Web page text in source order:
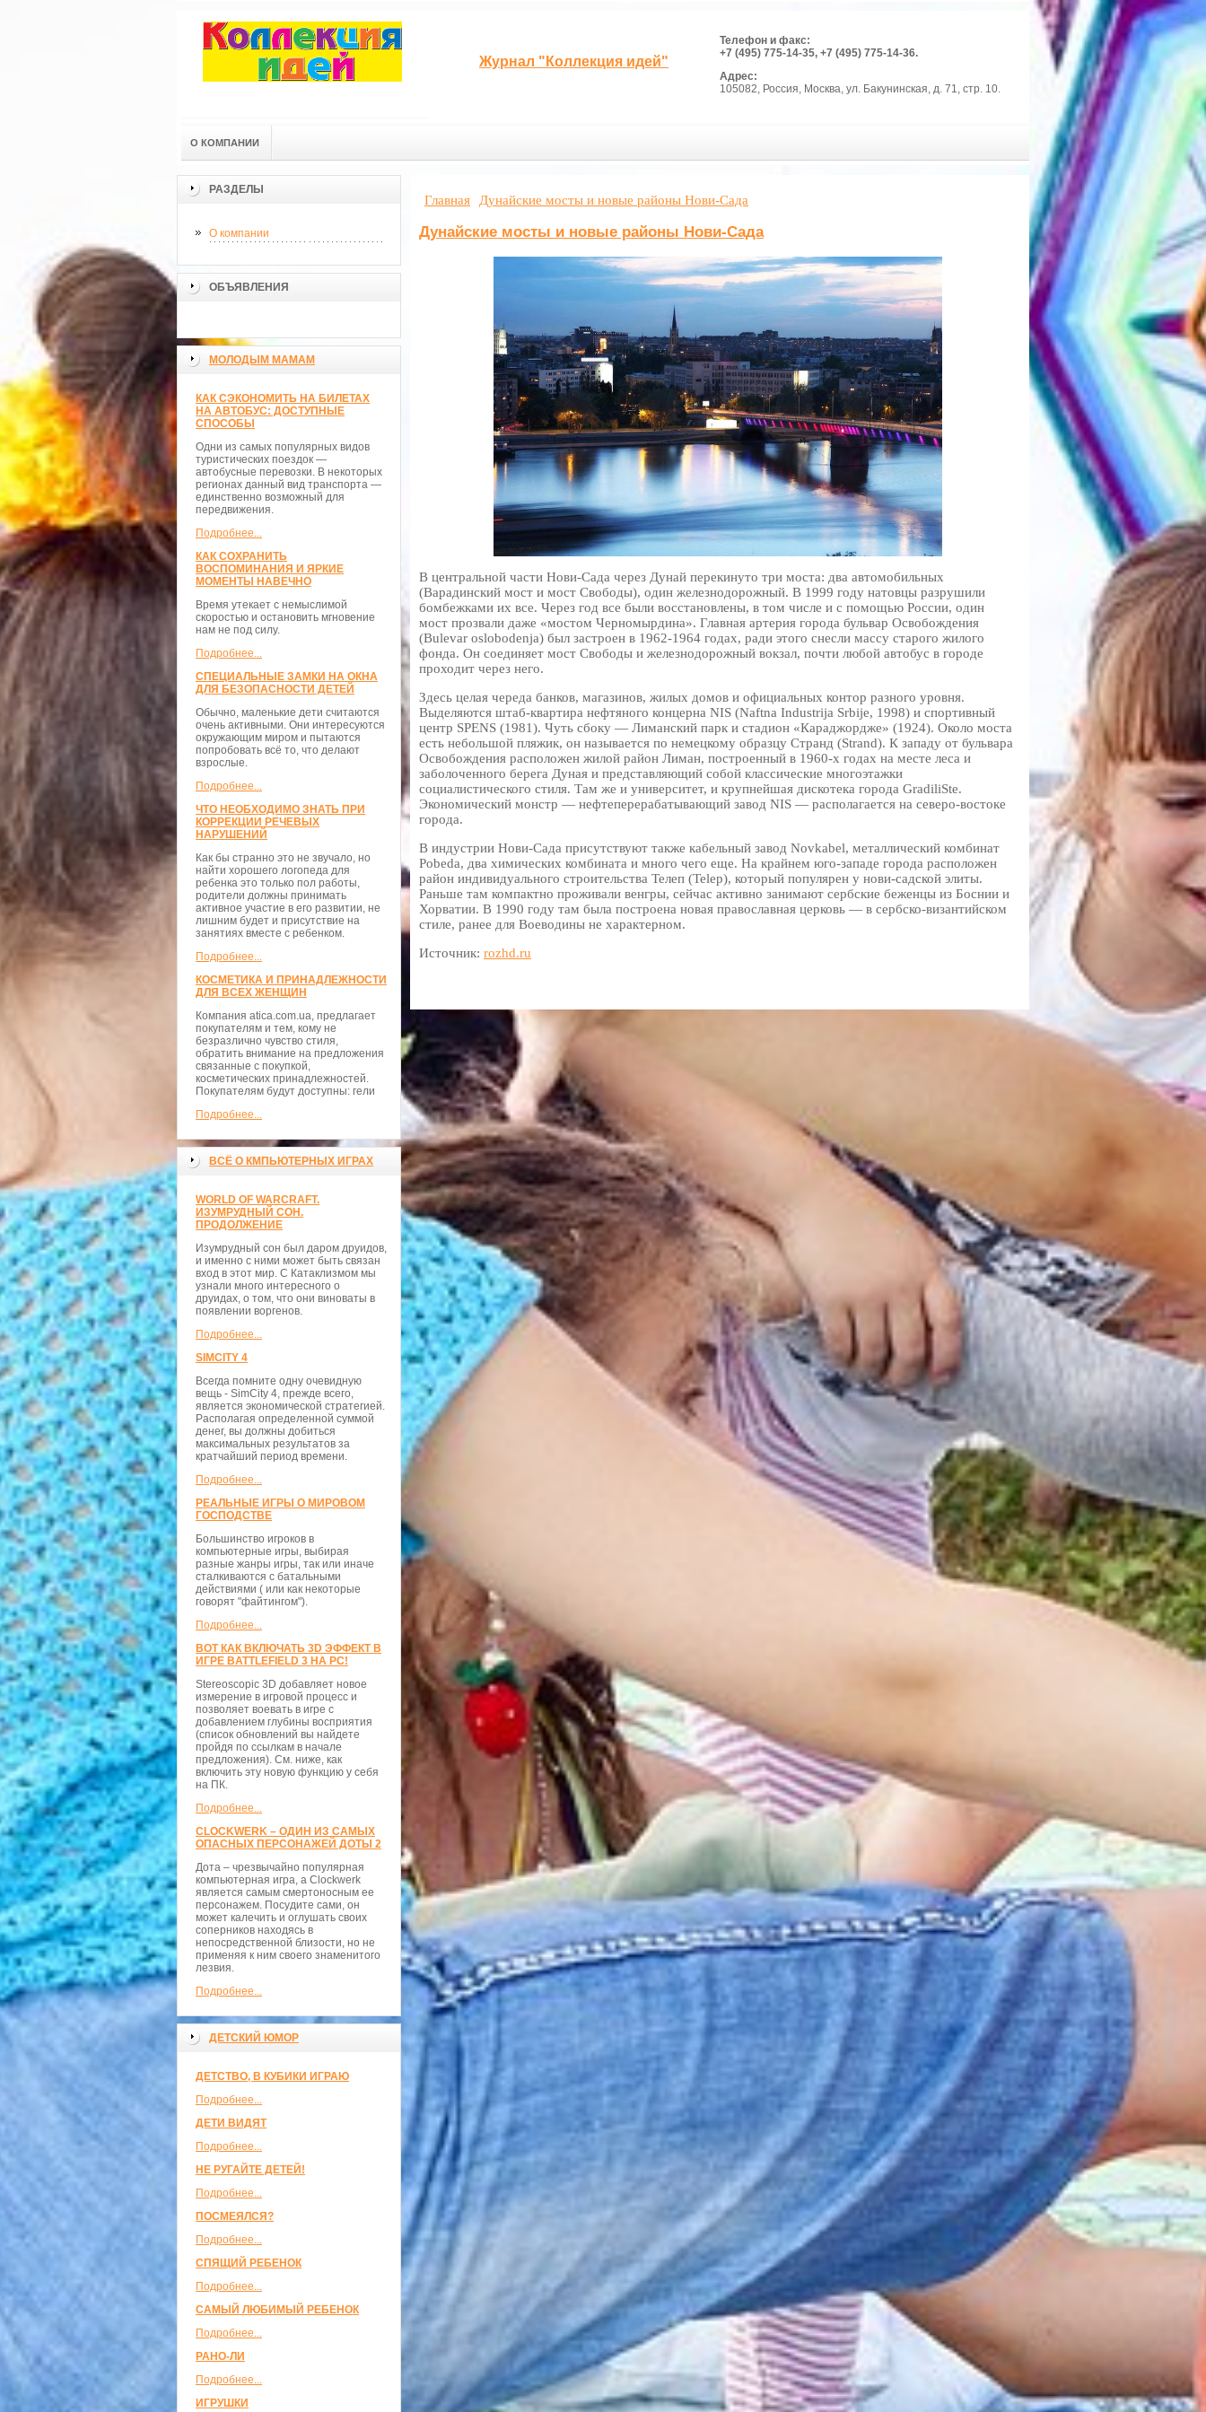
Журнал "Коллекция идей"
Телефон и факс:
+7 (495) 775-14-35, +7 (495) 775-14-36.
Адрес:
105082, Россия, Москва, ул. Бакунинская, д. 71, стр. 10.
О КОМПАНИИ
РАЗДЕЛЫ
О компании
ОБЪЯВЛЕНИЯ
МОЛОДЫМ МАМАМ
КАК СЭКОНОМИТЬ НА БИЛЕТАХ
НА АВТОБУС: ДОСТУПНЫЕ
СПОСОБЫ
Одни из самых популярных видов
туристических поездок —
автобусные перевозки. В некоторых
регионах данный вид транспорта —
единственно возможный для
передвижения.
Подробнее...
КАК СОХРАНИТЬ
ВОСПОМИНАНИЯ И ЯРКИЕ
МОМЕНТЫ НАВЕЧНО
Время утекает с немыслимой
скоростью и остановить мгновение
нам не под силу.
Подробнее...
СПЕЦИАЛЬНЫЕ ЗАМКИ НА ОКНА
ДЛЯ БЕЗОПАСНОСТИ ДЕТЕЙ
Обычно, маленькие дети считаются
очень активными. Они интересуются
окружающим миром и пытаются
попробовать всё то, что делают
взрослые.
Подробнее...
ЧТО НЕОБХОДИМО ЗНАТЬ ПРИ
КОРРЕКЦИИ РЕЧЕВЫХ
НАРУШЕНИЙ
Как бы странно это не звучало, но
найти хорошего логопеда для
ребенка это только пол работы,
родители должны принимать
активное участие в его развитии, не
лишним будет и присутствие на
занятиях вместе с ребенком.
Подробнее...
КОСМЕТИКА И ПРИНАДЛЕЖНОСТИ
ДЛЯ ВСЕХ ЖЕНЩИН
Компания atica.com.ua, предлагает
покупателям и тем, кому не
безразлично чувство стиля,
обратить внимание на предложения
связанные с покупкой,
косметических принадлежностей.
Покупателям будут доступны: гели
Подробнее...
ВСЁ О КМПЬЮТЕРНЫХ ИГРАХ
WORLD OF WARCRAFT.
ИЗУМРУДНЫЙ СОН.
ПРОДОЛЖЕНИЕ
Изумрудный сон был даром друидов,
и именно с ними может быть связан
вход в этот мир. С Катаклизмом мы
узнали много интересного о
друидах, о том, что они виноваты в
появлении воргенов.
Подробнее...
SIMCITY 4
Всегда помните одну очевидную
вещь - SimCity 4, прежде всего,
является экономической стратегией.
Располагая определенной суммой
денег, вы должны добиться
максимальных результатов за
кратчайший период времени.
Подробнее...
РЕАЛЬНЫЕ ИГРЫ О МИРОВОМ
ГОСПОДСТВЕ
Большинство игроков в
компьютерные игры, выбирая
разные жанры игры, так или иначе
сталкиваются с батальными
действиями ( или как некоторые
говорят "файтингом").
Подробнее...
ВОТ КАК ВКЛЮЧАТЬ 3D ЭФФЕКТ В
ИГРЕ BATTLEFIELD 3 НА PC!
Stereoscopic 3D добавляет новое
измерение в игровой процесс и
позволяет воевать в игре с
добавлением глубины восприятия
(список обновлений вы найдете
пройдя по ссылкам в начале
предложения). См. ниже, как
включить эту новую функцию у себя
на ПК.
Подробнее...
CLOCKWERK – ОДИН ИЗ САМЫХ
ОПАСНЫХ ПЕРСОНАЖЕЙ ДОТЫ 2
Дота – чрезвычайно популярная
компьютерная игра, а Clockwerk
является самым смертоносным ее
персонажем. Посудите сами, он
может калечить и оглушать своих
соперников находясь в
непосредственной близости, но не
применяя к ним своего знаменитого
лезвия.
Подробнее...
ДЕТСКИЙ ЮМОР
ДЕТСТВО, В КУБИКИ ИГРАЮ
Подробнее...
ДЕТИ ВИДЯТ
Подробнее...
НЕ РУГАЙТЕ ДЕТЕЙ!
Подробнее...
ПОСМЕЯЛСЯ?
Подробнее...
СПЯЩИЙ РЕБЕНОК
Подробнее...
САМЫЙ ЛЮБИМЫЙ РЕБЕНОК
Подробнее...
РАНО-ЛИ
Подробнее...
ИГРУШКИ
Главная Дунайские мосты и новые районы Нови-Сада
Дунайские мосты и новые районы Нови-Сада
В центральной части Нови-Сада через Дунай перекинуто три моста: два автомобильных
(Варадинский мост и мост Свободы), один железнодорожный. В 1999 году натовцы разрушили
бомбежками их все. Через год все были восстановлены, в том числе и с помощью России, один
мост прозвали даже «мостом Черномырдина». Главная артерия города бульвар Освобождения
(Bulevar oslobodenja) был застроен в 1962-1964 годах, ради этого снесли массу старого жилого
фонда. Он соединяет мост Свободы и железнодорожный вокзал, почти любой автобус в городе
проходит через него.
Здесь целая череда банков, магазинов, жилых домов и официальных контор разного уровня.
Выделяются штаб-квартира нефтяного концерна NIS (Naftna Industrija Srbije, 1998) и спортивный
центр SPENS (1981). Чуть сбоку — Лиманский парк и стадион «Караджордже» (1924). Около моста
есть небольшой пляжик, он называется по немецкому образцу Странд (Strand). К западу от бульвара
Освобождения расположен жилой район Лиман, построенный в 1960-х годах на месте леса и
заболоченного берега Дуная и представляющий собой классические многоэтажки
социалистического стиля. Там же и университет, и крупнейшая дискотека города GradiliSte.
Экономический монстр — нефтеперерабатывающий завод NIS — располагается на северо-востоке
города.
В индустрии Нови-Сада присутствуют также кабельный завод Novkabel, металлический комбинат
Pobeda, два химических комбината и много чего еще. На крайнем юго-западе города расположен
район индивидуального строительства Телеп (Telep), который популярен у нови-садской элиты.
Раньше там компактно проживали венгры, сейчас активно занимают сербские беженцы из Боснии и
Хорватии. В 1990 году там была построена новая православная церковь — в сербско-византийском
стиле, ранее для Воеводины не характерном.
Источник: rozhd.ru